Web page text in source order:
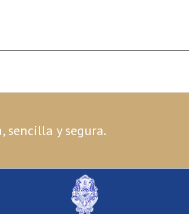
sencilla y segura.